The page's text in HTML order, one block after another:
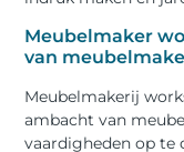
Meubelmaker
van
Meubelmakerij
ambacht van
vaardigheden op te